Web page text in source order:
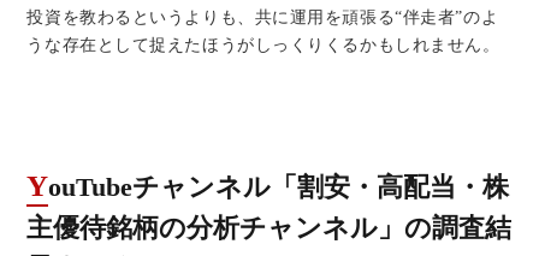
投資を教わるというよりも、共に運用を頑張る“伴走者”のよ
うな存在として捉えたほうがしっくりくるかもしれません。
YouTubeチャンネル「割安・高配当・株
主優待銘柄の分析チャンネル」の調査結